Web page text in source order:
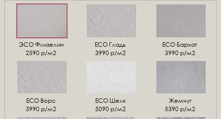
ЭСО Флизелин
2590 р/м2
ЕСО Гладь
3990 р/м2
ECO Бархат
3990 р/м2
ЕСО Ворс
3990 р/м2
ЕСО Шелк
5090 р/м2
Жемчуг
5390 р/м2